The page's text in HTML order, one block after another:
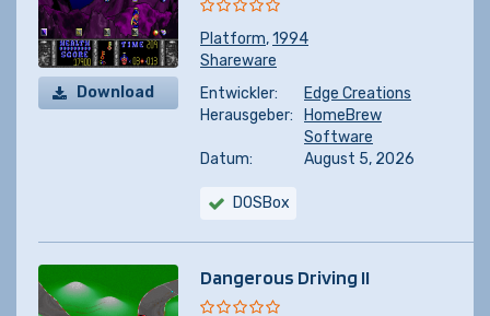
Download
Platform,1994
Shareware
Entwickler:
Edge Creations
Herausgeber:
HomeBrew
Software
Datum:
August 5, 2026
DOSBox
Dangerous Driving II